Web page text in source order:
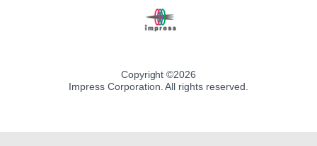
Copyright ©2026
Impress Corporation. All rights reserved.